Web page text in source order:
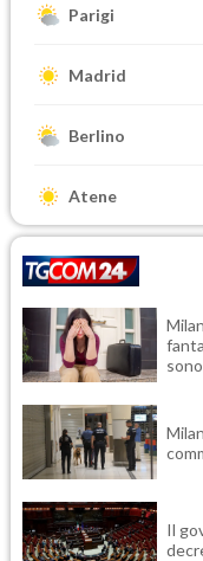
Parigi
Madrid
Berlino
Atene
Il